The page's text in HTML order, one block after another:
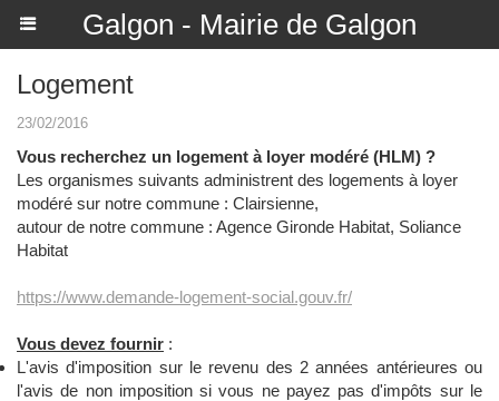
Galgon - Mairie de Galgon
Logement
23/02/2016
Vous recherchez un logement à loyer modéré (HLM) ?
Les organismes suivants administrent des logements à loyer
modéré sur notre commune : Clairsienne,
autour de notre commune : Agence Gironde Habitat, Soliance
Habitat
https://www.demande-logement-social.gouv.fr/
Vous devez fournir :
L'avis d'imposition sur le revenu des 2 années antérieures ou
l'avis de non imposition si vous ne payez pas d'impôts sur le